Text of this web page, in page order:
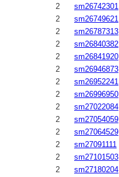
2
sm26742301
2
sm26749621
2
sm26787313
2
sm26840382
2
sm26841920
2
sm26946873
2
sm26952241
2
sm26996950
2
sm27022084
2
sm27054059
2
sm27064529
2
sm27091111
2
sm27101503
2
sm27180204